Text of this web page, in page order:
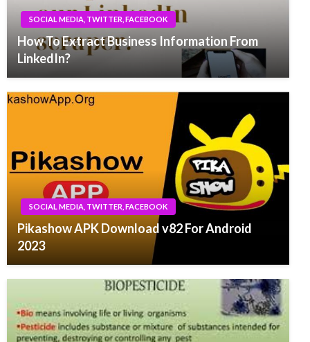
SOCIAL MEDIA, TWITTER, FACEBOOK
How To Extract Business Information From
LinkedIn?
SOCIAL MEDIA, TWITTER, FACEBOOK
Pikashow APK Download v82 For Android
2023